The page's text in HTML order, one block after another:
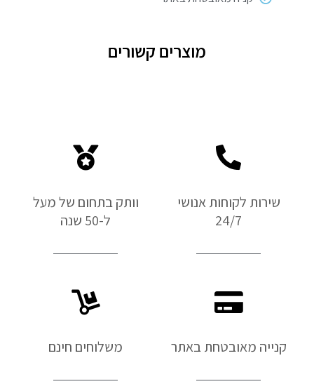
מוצרים קשורים
שירות לקוחות אנושי
24/7
וותק בתחום של מעל
ל-50 שנה
קנייה מאובטחת באתר משלוחים חינם